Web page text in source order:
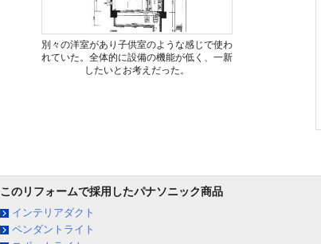
別々の洋室があり子供室のような感じで使わ
れていた。全体的に設備の機能が低く、一新
したいとお考えだった。
このリフォームで採用したパナソニック商品
インテリアダクト
ペンダントライト